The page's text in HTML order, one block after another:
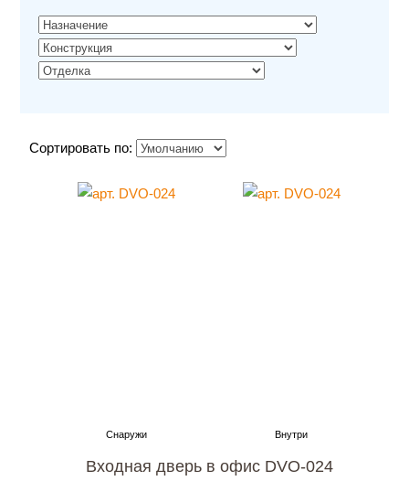
Сортировать по:
Входная дверь в офис DVO-024